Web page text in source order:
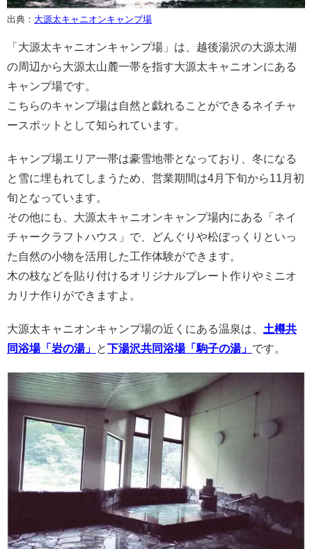
出典： 大源太キャニオンキャンプ場
「大源太キャニオンキャンプ場」は、越後湯沢の大源太湖
の周辺から大源太山麓一帯を指す大源太キャニオンにある
キャンプ場です。
こちらのキャンプ場は自然と戯れることができるネイチャ
ースポットとして知られています。
キャンプ場エリア一帯は豪雪地帯となっており、冬になる
と雪に埋もれてしまうため、営業期間は4月下旬から11月初
旬となっています。
その他にも、大源太キャニオンキャンプ場内にある「ネイ
チャークラフトハウス」で、どんぐりや松ぼっくりといっ
た自然の小物を活用した工作体験ができます。
木の枝などを貼り付けるオリジナルプレート作りやミニオ
カリナ作りができますよ。
大源太キャニオンキャンプ場の近くにある温泉は、 土樽共
同浴場「岩の湯」 と下湯沢共同浴場「駒子の湯」 です。